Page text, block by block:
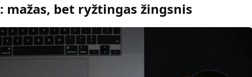
bet ryžtingas žingsnis